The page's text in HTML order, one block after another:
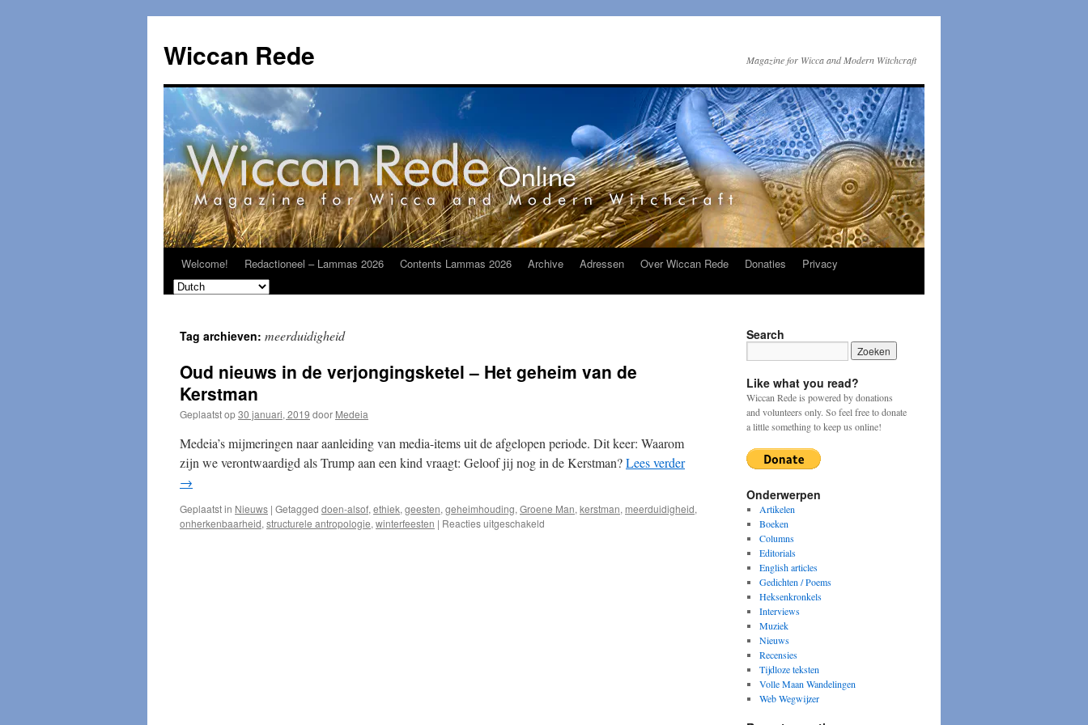
de
inhoud
Wiccan Rede Magazine for Wicca and Modern Witchcraft
Welcome! Redactioneel – Lammas 2026 Contents Lammas 2026 Archive Adressen Over Wiccan Rede Donaties Privacy
Tag archieven: meerduidigheid
Oud nieuws in de verjongingsketel – Het geheim van de
Kerstman
Geplaatst op30 januari, 2019 door Medeia
Medeia’s mijmeringen naar aanleiding van media-items uit de afgelopen periode. Dit keer: Waarom
zijn we verontwaardigd als Trump aan een kind vraagt: Geloof jij nog in de Kerstman?Lees verder
→
Geplaatst in Nieuws | Getagged doen-alsof, ethiek, geesten, geheimhouding, Groene Man, kerstman, meerduidigheid,
onherkenbaarheid, structurele antropologie, winterfeesten | Reacties uitgeschakeld
Search
Like what you read?
Wiccan Rede is powered by donations
and volunteers only. So feel free to donate
a little something to keep us online!
Onderwerpen
Artikelen
Boeken
Columns
Editorials
English articles
Gedichten / Poems
Heksenkronkels
Interviews
Muziek
Nieuws
Recensies
Tijdloze teksten
Volle Maan Wandelingen
Web Wegwijzer